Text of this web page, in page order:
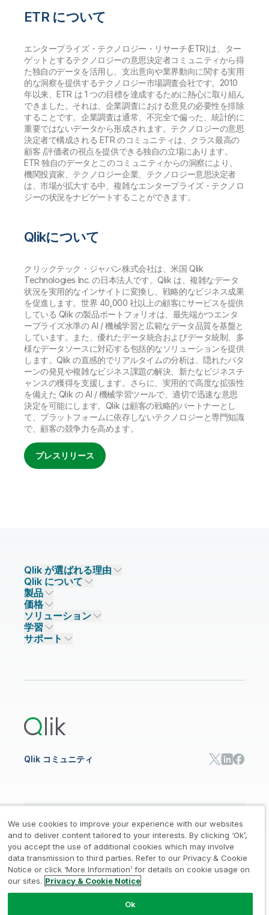
ETR について
エンタープライズ・テクノロジー・リサーチ(ETR)は、ター
ゲットとするテクノロジーの意思決定者コミュニティから得
た独自のデータを活用し、支出意向や業界動向に関する実用
的な洞察を提供するテクノロジー市場調査会社です。2010
年以来、ETR は 1 つの目標を達成するために熱心に取り組ん
できました。それは、企業調査における意見の必要性を排除
することです。企業調査は通常、不完全で偏った、統計的に
重要ではないデータから形成されます。テクノロジーの意思
決定者で構成される ETR のコミュニティは、クラス最高の
顧客 /評価者の視点を提供できる独自の立場にあります。
ETR 独自のデータとこのコミュニティからの洞察により、
機関投資家、テクノロジー企業、テクノロジー意思決定者
は、市場が拡大する中、複雑なエンタープライズ・テクノロ
ジーの状況をナビゲートすることができます。
Qlikについて
クリックテック・ジャパン株式会社は、米国 Qlik
Technologies Inc. の日本法人です。Qlik は、複雑なデータ
状況を実用的なインサイトに変換し、戦略的なビジネス成果
を促進します。世界 40,000 社以上の顧客にサービスを提供
している Qlik の製品ポートフォリオは、最先端かつエンタ
ープライズ水準の AI / 機械学習と広範なデータ品質を基盤と
しています。また、優れたデータ統合およびデータ統制、多
様なデータソースに対応する包括的なソリューションを提供
します。Qlik の直感的でリアルタイムの分析は、隠れたパタ
ーンの発見や複雑なビジネス課題の解決、新たなビジネスチ
ャンスの獲得を支援します。さらに、実用的で高度な拡張性
を備えた Qlik の AI / 機械学習ツールで、適切で迅速な意思
決定を可能にします。Qlik は顧客の戦略的パートナーとし
て、プラットフォームに依存しないテクノロジーと専門知識
で、顧客の競争力を高めます。
プレスリリース
Qlik が選ばれる理由
Qlik が選ばれる理由
信頼とセキュリティ
信頼とプライバシー
信頼と AI
主なテクノロジーパートナー
データソースとターゲット
Qlik について
企業情報
採用情報
ニュースルーム
事業所 / 連絡先
製品
データ統合とデータ品質
Qlik Talend
Qlik Talend Cloud
Talend Data Fabric
価格
データ統合
データ分析
AI / 機械学習
ソリューション
ソリューションパートナー
パートナー検索
学習
イベント
サポート
Qlik コミュニティ
法的規約 / プライバシーとクッキー通知 / 商標 /
Trust / 利用規約 / 個人情報取り扱い申請
© 1993-2026 QlikTech International
We use cookies to improve your experience with our websites
and to deliver content tailored to your interests. By clicking ‘Ok’,
you accept the use of additional cookies which may involve
data transmission to third parties. Refer to our Privacy & Cookie
Notice or click ‘More Information’ for details on cookie usage on
our sites. Privacy & Cookie Notice
Ok